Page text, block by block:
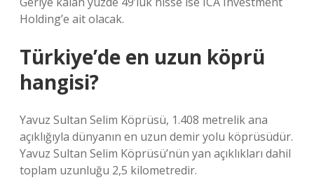
Holding’e ait olacak.
Türkiye’de en uzun köprü
hangisi?
Yavuz Sultan Selim Köprüsü, 1.408 metrelik ana
açıklığıyla dünyanın en uzun demir yolu köprüsüdür.
Yavuz Sultan Selim Köprüsü’nün yan açıklıkları dahil
toplam uzunluğu 2,5 kilometredir.